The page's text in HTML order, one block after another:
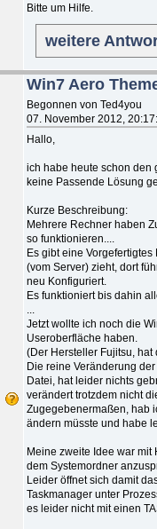
Bitte um Hilfe.
weitere
Win7 Aero
Begonnen von Ted4you
07. November 2012,
Hallo,
ich habe heute schon den
keine Passende Lösung
Kurze Beschreibung:
Mehrere Rechner haben
so funktionieren....
Es gibt eine
(vom Server) zieht, dort
neu Konfiguriert.
Es funktioniert bis dahin
Jetzt wollte ich noch die
Useroberfläche haben.
(Der Hersteller Fujitsu,
Die reine Veränderung
Datei, hat leider nichts
verändert trotzdem nicht
Zugegebenermaßen, hab
ändern müsste und habe
Meine zweite Idee war mit
dem Systemordner
Leider öffnet sich damit
Taskmanager unter
es leider nicht mit einen